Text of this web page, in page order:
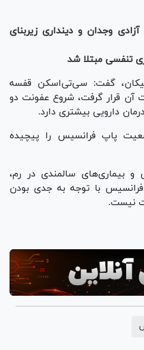
وجدان و دینداری زیربنای
تنفسی مبتلا شد
گفت: سی‌تی‌اسکن قفسه
قرار گرفت، شروع عفونت دو
دارویی بیشتری دارد.
پاپ فرانسیس را پیچیده
بیماری‌های سالمندی در رم،
با توجه به جدی بودن
نیست.